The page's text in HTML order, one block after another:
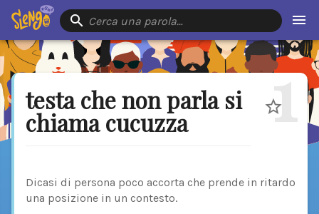
Cerca una parola…
testa che non parla si
chiama cucuzza 1
Dicasi di persona poco accorta che prende in ritardo
una posizione in un contesto.